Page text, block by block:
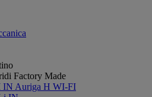
Factory Made
IN Auriga H WI-FI